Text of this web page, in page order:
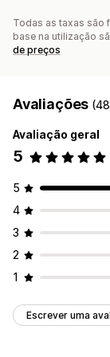
Todas as taxas são
base na utilização
de preços
Avaliações
Avaliação geral
5
5
4
3
2
1
Escrever uma